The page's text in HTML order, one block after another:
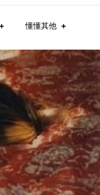
懂懂其他